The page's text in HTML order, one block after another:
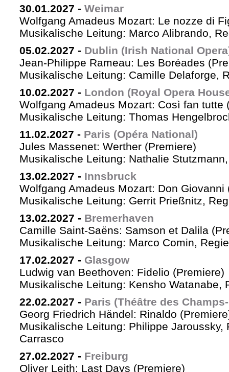
30.01.2027 - Weimar
Wolfgang Amadeus Mozart: Le nozze di
Musikalische Leitung: Marco Alibrando,
05.02.2027 - Dublin (Irish National
Jean-Philippe Rameau: Les Boréades
Musikalische Leitung: Camille Delaforge,
10.02.2027 - London (Royal Opera
Wolfgang Amadeus Mozart: Così fan tutte
Musikalische Leitung: Thomas
11.02.2027 - Paris (Opéra National)
Jules Massenet: Werther (Premiere)
Musikalische Leitung: Nathalie
13.02.2027 - Innsbruck
Wolfgang Amadeus Mozart: Don Giovanni
Musikalische Leitung: Gerrit Prießnitz,
13.02.2027 - Bremerhaven
Camille Saint-Saëns: Samson et Dalila
Musikalische Leitung: Marco Comin,
17.02.2027 - Glasgow
Ludwig van Beethoven: Fidelio (Premiere)
Musikalische Leitung: Kensho Watanabe,
22.02.2027 - Paris (Théâtre des
Georg Friedrich Händel: Rinaldo
Musikalische Leitung: Philippe Jaroussky,
Carrasco
27.02.2027 - Freiburg
Oliver Leith: Last Days (Premiere)